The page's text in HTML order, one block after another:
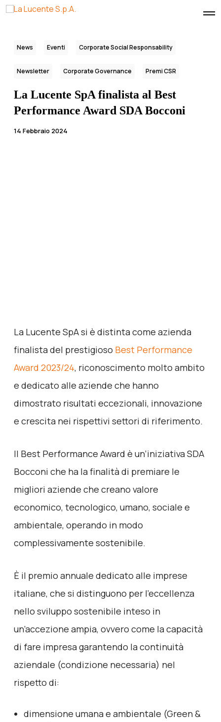
O
News Eventi Corporate Social Responsability
Newsletter Corporate Governance Premi CSR
La Lucente SpA finalista al Best
Performance Award SDA Bocconi
14 Febbraio 2024
La Lucente SpA si è distinta come azienda
finalista del prestigioso Best Performance
Award 2023/24, riconoscimento molto ambito
e dedicato alle aziende che hanno
dimostrato risultati eccezionali, innovazione
e crescita nei rispettivi settori di riferimento.
Il Best Performance Award è un’iniziativa SDA
Bocconi che ha la finalità di premiare le
migliori aziende che creano valore
economico, tecnologico, umano, sociale e
ambientale, operando in modo
complessivamente sostenibile.
È il premio annuale dedicato alle imprese
italiane, che si distinguono per l’eccellenza
nello sviluppo sostenibile inteso in
un’accezione ampia, ovvero come la capacità
di fare impresa garantendo la continuità
aziendale (condizione necessaria) nel
rispetto di:
dimensione umana e ambientale (Green &